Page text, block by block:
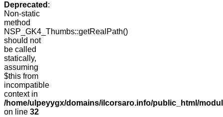
Deprecated :
Non-static
method
NSP_GK4_Thumbs::getRealPath()
should not
be called
statically,
assuming
$this from
incompatible
context in
/home/ulpeyygx/domains/ilcorsaro.info/public_html/
on line 32